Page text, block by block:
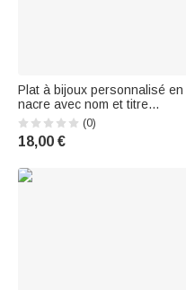
Plat à bijoux personnalisé en
nacre avec nom et titre
Décoration d'intérieur Cadeau
d'anniversaire pour amis
(0)
18,00 €